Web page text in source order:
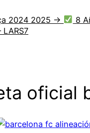
2024 2025 →
8
LARS7
oficial